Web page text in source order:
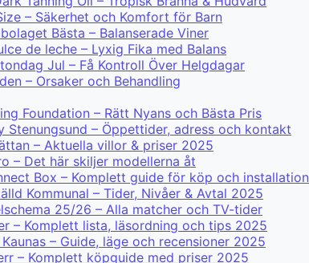
– Säkerhet och Komfort för Barn
Bästa – Balanserade Viner
de leche – Lyxig Fika med Balans
Jul – Få Kontroll Över Helgdagar
– Orsaker och Behandling
Foundation – Rätt Nyans och Bästa Pris
Stenungsund – Öppettider, adress och kontakt
– Aktuella villor & priser 2025
– Det här skiljer modellerna åt
Box – Komplett guide för köp och installation
Kommunal – Tider, Nivåer & Avtal 2025
25/26 – Alla matcher och TV-tider
– Komplett lista, läsordning och tips 2025
– Guide, läge och recensioner 2025
– Komplett köpguide med priser 2025